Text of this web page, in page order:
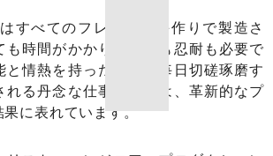
すべてのフレームが手作りで製造さ
も時間がかかり、資金も忍耐も必要で
と情熱を持った仲間が毎日切磋琢磨す
れる丹念な仕事の結晶は、革新的なプ
果に表れています。